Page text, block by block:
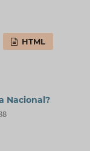
HTML
Nacional?